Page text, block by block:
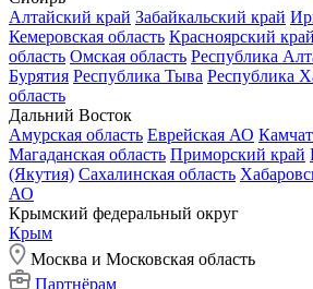
Алтайский край Забайкальский край
Кемеровская область Красноярский край
область Омская область Республика
Бурятия Республика Тыва Республика
область
Дальний Восток
Амурская область Еврейская АО
Магаданская область Приморский край
(Якутия) Сахалинская область
АО
Крымский федеральный округ
Крым
Москва и Московская область
Партнёрам